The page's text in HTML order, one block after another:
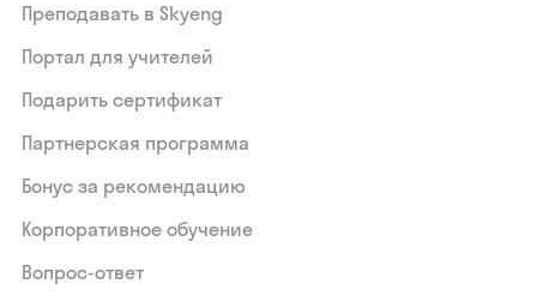
Преподавать в Skyeng
Портал для учителей
Подарить сертификат
Партнерская программа
Бонус за рекомендацию
Корпоративное обучение
Вопрос-ответ